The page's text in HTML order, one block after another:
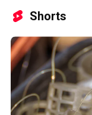
Shorts